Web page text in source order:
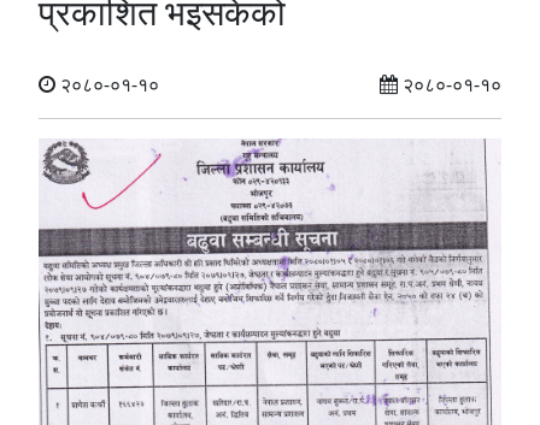
प्रकाशित भइसकेको
२०८०-०१-१० २०८०-०१-१०